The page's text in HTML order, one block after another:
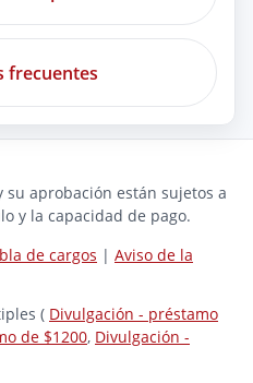
frecuentes
su aprobación están sujetos a
y la capacidad de pago.
de cargos | Aviso de la
( Divulgación - préstamo
de $1200, Divulgación -